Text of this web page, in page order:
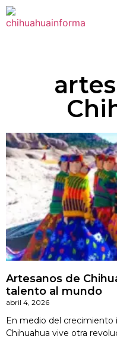
Artesanos de
talento al mundo
abril 4, 2026
En medio del crecimiento
Chihuahua vive otra